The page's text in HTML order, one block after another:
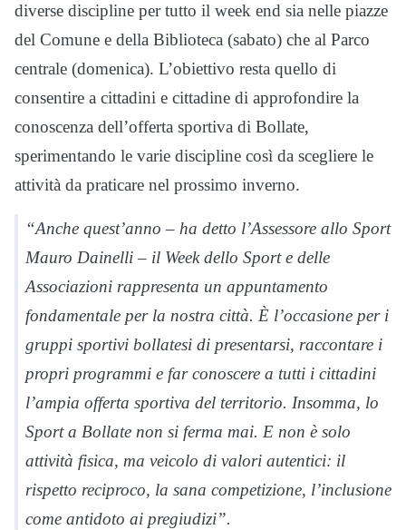
diverse discipline per tutto il week end sia nelle piazze
del Comune e della Biblioteca (sabato) che al Parco
centrale (domenica). L’obiettivo resta quello di
consentire a cittadini e cittadine di approfondire la
conoscenza dell’offerta sportiva di Bollate,
sperimentando le varie discipline così da scegliere le
attività da praticare nel prossimo inverno.
“Anche quest’anno – ha detto l’Assessore allo Sport
Mauro Dainelli – il Week dello Sport e delle
Associazioni rappresenta un appuntamento
fondamentale per la nostra città. È l’occasione per i
gruppi sportivi bollatesi di presentarsi, raccontare i
propri programmi e far conoscere a tutti i cittadini
l’ampia offerta sportiva del territorio. Insomma, lo
Sport a Bollate non si ferma mai. E non è solo
attività fisica, ma veicolo di valori autentici: il
rispetto reciproco, la sana competizione, l’inclusione
come antidoto ai pregiudizi”.